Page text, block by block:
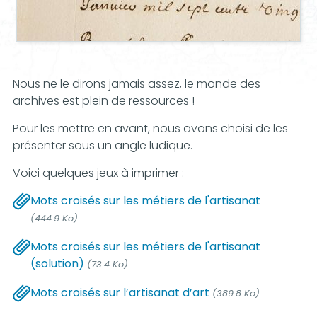
Nous ne le dirons jamais assez, le monde des
archives est plein de ressources !
Pour les mettre en avant, nous avons choisi de les
présenter sous un angle ludique.
Voici quelques jeux à imprimer :
Mots croisés sur les métiers de l'artisanat
(444.9 Ko)
Mots croisés sur les métiers de l'artisanat
(solution) (73.4 Ko)
Mots croisés sur l’artisanat d’art (389.8 Ko)